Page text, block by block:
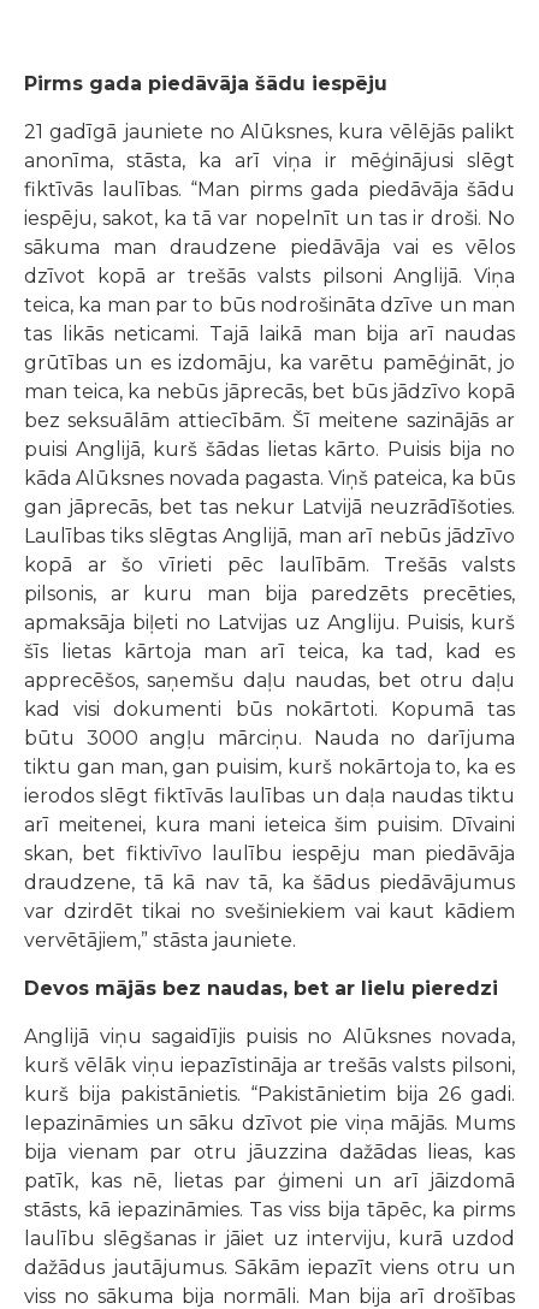
Pirms gada piedāvāja šādu iespēju
21 gadīgā jauniete no Alūksnes, kura vēlējās palikt
anonīma, stāsta, ka arī viņa ir mēģinājusi slēgt
fiktīvās laulības. “Man pirms gada piedāvāja šādu
iespēju, sakot, ka tā var nopelnīt un tas ir droši. No
sākuma man draudzene piedāvāja vai es vēlos
dzīvot kopā ar trešās valsts pilsoni Anglijā. Viņa
teica, ka man par to būs nodrošināta dzīve un man
tas likās neticami. Tajā laikā man bija arī naudas
grūtības un es izdomāju, ka varētu pamēģināt, jo
man teica, ka nebūs jāprecās, bet būs jādzīvo kopā
bez seksuālām attiecībām. Šī meitene sazinājās ar
puisi Anglijā, kurš šādas lietas kārto. Puisis bija no
kāda Alūksnes novada pagasta. Viņš pateica, ka būs
gan jāprecās, bet tas nekur Latvijā neuzrādīšoties.
Laulības tiks slēgtas Anglijā, man arī nebūs jādzīvo
kopā ar šo vīrieti pēc laulībām. Trešās valsts
pilsonis, ar kuru man bija paredzēts precēties,
apmaksāja biļeti no Latvijas uz Angliju. Puisis, kurš
šīs lietas kārtoja man arī teica, ka tad, kad es
apprecēšos, saņemšu daļu naudas, bet otru daļu
kad visi dokumenti būs nokārtoti. Kopumā tas
būtu 3000 angļu mārciņu. Nauda no darījuma
tiktu gan man, gan puisim, kurš nokārtoja to, ka es
ierodos slēgt fiktīvās laulības un daļa naudas tiktu
arī meitenei, kura mani ieteica šim puisim. Dīvaini
skan, bet fiktivīvo laulību iespēju man piedāvāja
draudzene, tā kā nav tā, ka šādus piedāvājumus
var dzirdēt tikai no svešiniekiem vai kaut kādiem
vervētājiem,” stāsta jauniete.
Devos mājās bez naudas, bet ar lielu pieredzi
Anglijā viņu sagaidījis puisis no Alūksnes novada,
kurš vēlāk viņu iepazīstināja ar trešās valsts pilsoni,
kurš bija pakistānietis. “Pakistānietim bija 26 gadi.
Iepazināmies un sāku dzīvot pie viņa mājās. Mums
bija vienam par otru jāuzzina dažādas lieas, kas
patīk, kas nē, lietas par ģimeni un arī jāizdomā
stāsts, kā iepazināmies. Tas viss bija tāpēc, ka pirms
laulību slēgšanas ir jāiet uz interviju, kurā uzdod
dažādus jautājumus. Sākām iepazīt viens otru un
viss no sākuma bija normāli. Man bija arī drošības